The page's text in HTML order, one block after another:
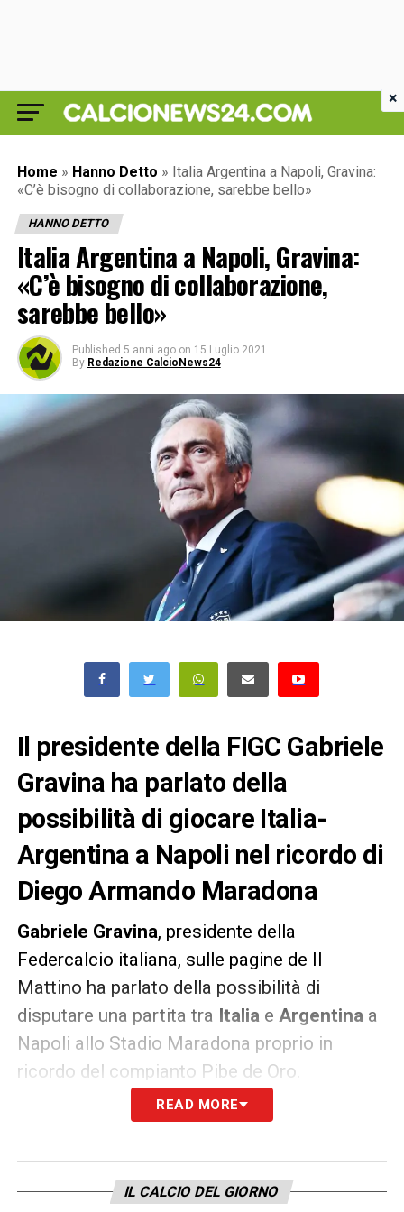
Home » Hanno Detto » Italia Argentina a Napoli, Gravina:
«C’è bisogno di collaborazione, sarebbe bello»
HANNO DETTO
Italia Argentina a Napoli, Gravina:
«C’è bisogno di collaborazione,
sarebbe bello»
Published 5 anni ago on 15 Luglio 2021
By Redazione CalcioNews24
Il presidente della FIGC Gabriele
Gravina ha parlato della
possibilità di giocare Italia-
Argentina a Napoli nel ricordo di
Diego Armando Maradona
Gabriele Gravina, presidente della
Federcalcio italiana, sulle pagine de Il
Mattino ha parlato della possibilità di
disputare una partita tra Italia e Argentina a
Napoli allo Stadio Maradona proprio in
ricordo del compianto Pibe de Oro.
«Il capoluogo campano merita l’Azzurro per
simbolo di un Paese ferito, ma caratterizzato
READ MORE
IL CALCIO DEL GIORNO
×